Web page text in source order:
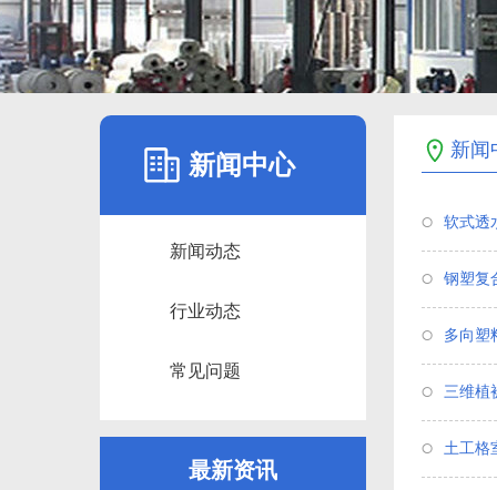
新闻中心
新闻动态
行业动态
常见问题
最新资讯
新闻
软式透
钢塑复
多向塑
三维植
土工格